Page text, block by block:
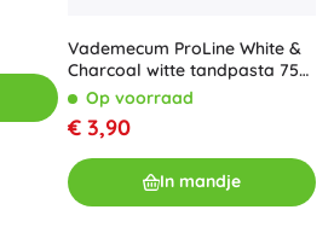
Vademecum ProLine White &
Charcoal witte tandpasta 75
mlOp voorraad
€ 3,90
In mandje